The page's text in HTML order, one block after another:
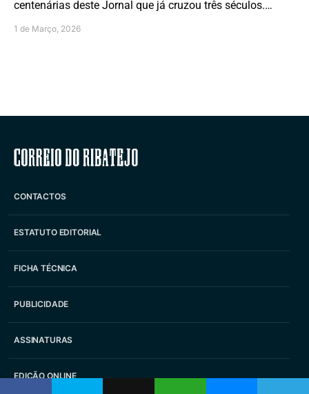
centenárias deste Jornal que já cruzou três séculos.…
1 de Março, 2026
Correio do Ribatejo
CONTACTOS
ESTATUTO EDITORIAL
FICHA TÉCNICA
PUBLICIDADE
ASSINATURAS
EDIÇÃO ONLINE